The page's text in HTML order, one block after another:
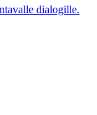
dialogille.